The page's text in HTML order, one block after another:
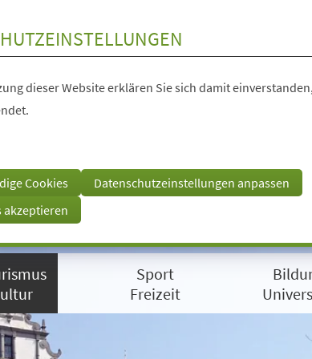
dieser Website erklären Sie sich damit
Cookies
Datenschutzeinstellungen anpassen
akzeptieren
Sport
Freizeit